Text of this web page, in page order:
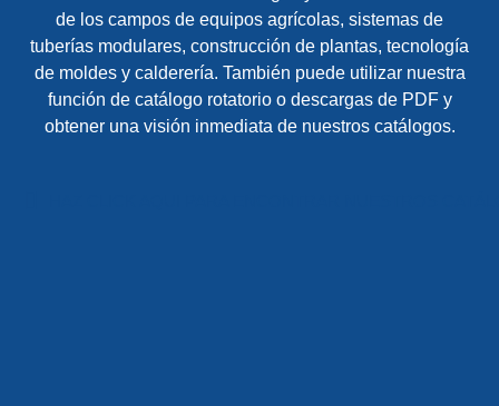
de los campos de equipos agrícolas, sistemas de
tuberías modulares, construcción de plantas, tecnología
de moldes y calderería. También puede utilizar nuestra
función de catálogo rotatorio o descargas de PDF y
obtener una visión inmediata de nuestros catálogos.